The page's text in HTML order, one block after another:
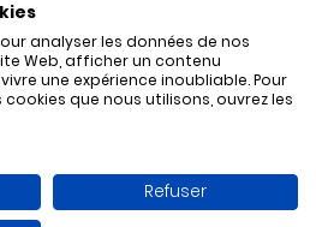
analyser les données de nos
Web, afficher un contenu
une expérience inoubliable. Pour
que nous utilisons, ouvrez les
Refuser